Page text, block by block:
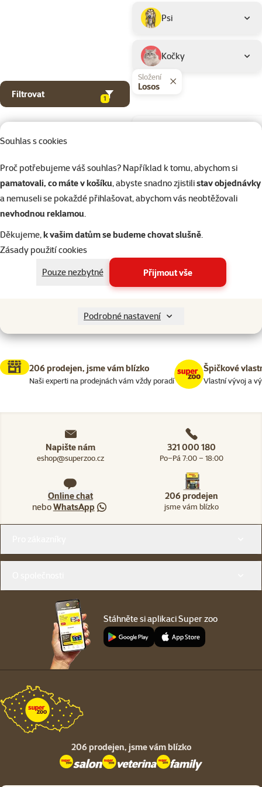
Souhlas s cookies
Proč potřebujeme váš souhlas? Například k tomu, abychom si
pamatovali, co máte v košíku, abyste snadno zjistilistav objednávky
a nemuseli se pokaždé přihlašovat, abychom vás neobtěžovali
nevhodnou reklamou.
Děkujeme,k vašim datům se budeme chovat slušně.
Zásady použití cookies
Pouze nezbytné
Přijmout vše
Podrobné nastavení
Podkategorie
Psi
Kočky
Filtrovat 1
Složení
Losos
Dle hodnocení
Rasco
kočky
Původní cena
160,97 Kč
💥 Výprodej
Skladem
206 prodejen, jsme vám blízko
Naši experti na prodejnách vám vždy poradí
Špičkové
Vlastní vývoj a
Napište nám
eshop@superzoo.cz
321 000 180
Po–Pá 7:00 – 18:00
Online chat
neboWhatsApp
206 prodejen
jsme vám blízko
Stáhněte si aplikaci Super zoo
206 prodejen, jsme vám blízko